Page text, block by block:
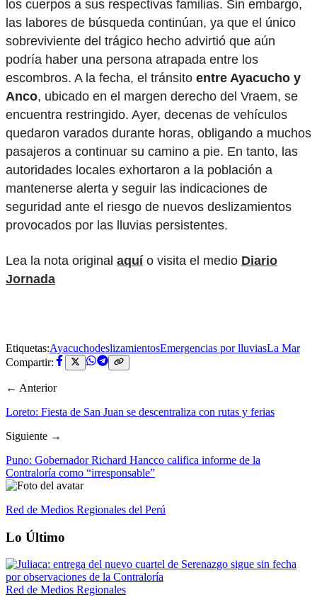
los cuerpos a sus respectivas familias. Sin embargo,
las labores de búsqueda continúan, ya que el único
sobreviviente del trágico hecho advirtió que aún
podría haber una persona atrapada entre los
escombros. A la fecha, el tránsito entre Ayacucho y
Anco, ubicado en el margen derecho del Vraem, se
encuentra restringido. Ayer, decenas de vehículos
quedaron varados durante horas, obligando a muchos
pasajeros a continuar su camino a pie. En tanto, las
autoridades locales exhortaron a la población a
mantenerse alerta y seguir las indicaciones de
seguridad ante el riesgo de nuevos deslizamientos
provocados por las lluvias persistentes.
Lea la nota original aquí o visita el medio Diario
Jornada
Etiquetas:AyacuchodeslizamientosEmergencias por lluviasLa Mar
Compartir:
← Anterior
Loreto: Fiesta de San Juan se descentraliza con rutas y ferias
Siguiente →
Puno: Gobernador Richard Hancco califica informe de la
Contraloría como “irresponsable”
Red de Medios Regionales del Perú
Lo Último
Red de Medios Regionales